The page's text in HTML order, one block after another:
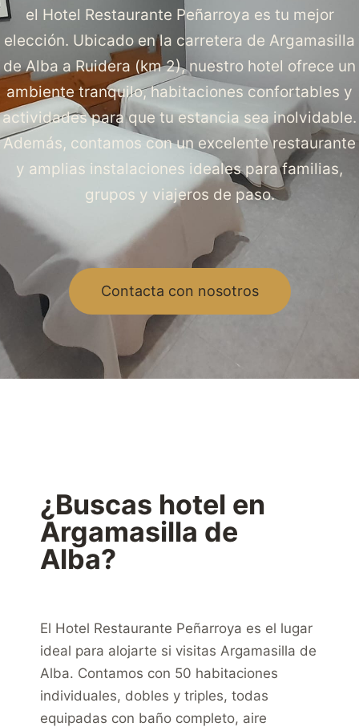
el Hotel Restaurante Peñarroya es tu mejor
elección. Ubicado en la carretera de Argamasilla
de Alba a Ruidera (km 2), nuestro hotel ofrece un
ambiente tranquilo, habitaciones confortables y
actividades para que tu estancia sea inolvidable.
Además, contamos con un excelente restaurante
y amplias instalaciones ideales para familias,
grupos y viajeros de paso.
Contacta con nosotros
¿Buscas hotel en
Argamasilla de
Alba?
El Hotel Restaurante Peñarroya es el lugar
ideal para alojarte si visitas Argamasilla de
Alba. Contamos con 50 habitaciones
individuales, dobles y triples, todas
equipadas con baño completo, aire